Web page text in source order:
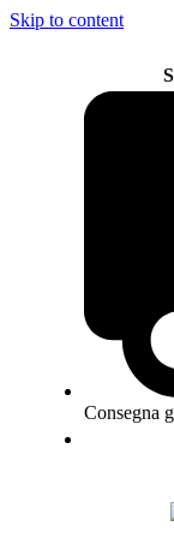
Skip to content
Consegna